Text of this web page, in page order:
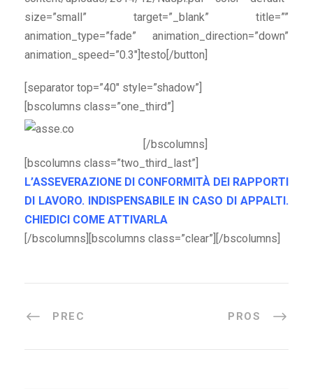
size=”small” target=”_blank” title=””
animation_type=”fade” animation_direction=”down”
animation_speed=”0.3″]testo[/button]
[separator top=”40″ style=”shadow”]
[bscolumns class=”one_third”]
[/bscolumns]
[bscolumns class=”two_third_last”]
L’ASSEVERAZIONE DI CONFORMITÀ DEI RAPPORTI
DI LAVORO. INDISPENSABILE IN CASO DI APPALTI.
CHIEDICI COME ATTIVARLA
[/bscolumns][bscolumns class=”clear”][/bscolumns]
PREC PROS